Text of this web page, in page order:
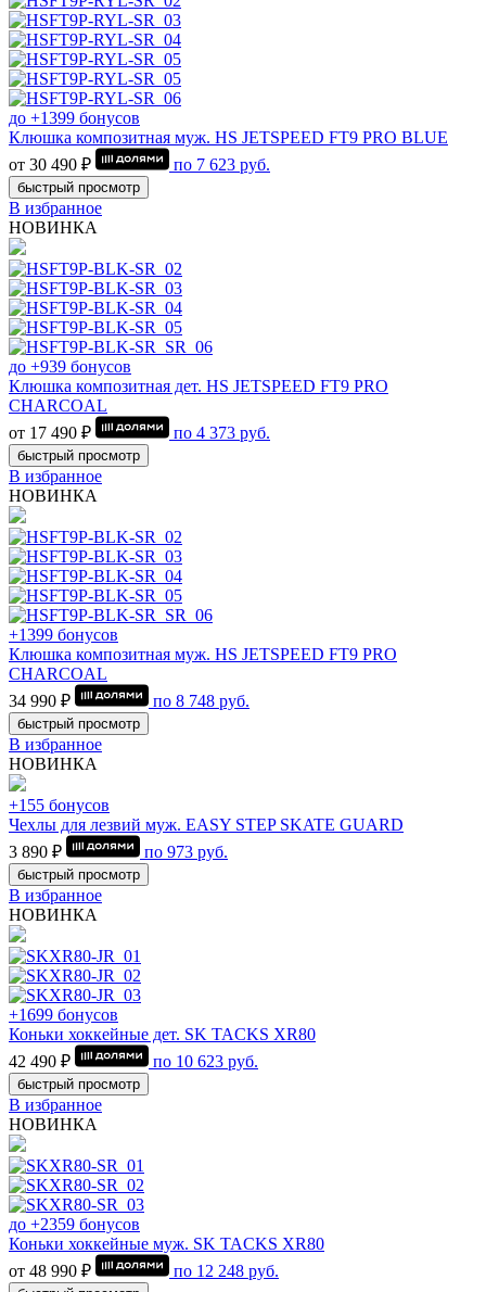
до +1399 бонусов
Клюшка композитная муж. HS JETSPEED FT9 PRO BLUE
от 30 490 ₽
по 7 623 руб.
быстрый просмотр
В избранное
НОВИНКА
до +939 бонусов
Клюшка композитная дет. HS JETSPEED FT9 PRO
CHARCOAL
от 17 490 ₽
по 4 373 руб.
быстрый просмотр
В избранное
НОВИНКА
+1399 бонусов
Клюшка композитная муж. HS JETSPEED FT9 PRO
CHARCOAL
34 990 ₽
по 8 748 руб.
быстрый просмотр
В избранное
НОВИНКА
+155 бонусов
Чехлы для лезвий муж. EASY STEP SKATE GUARD
3 890 ₽
по 973 руб.
быстрый просмотр
В избранное
НОВИНКА
+1699 бонусов
Коньки хоккейные дет. SK TACKS XR80
42 490 ₽
по 10 623 руб.
быстрый просмотр
В избранное
НОВИНКА
до +2359 бонусов
Коньки хоккейные муж. SK TACKS XR80
от 48 990 ₽
по 12 248 руб.